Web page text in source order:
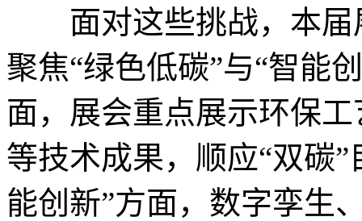
面对这些挑战，本届
聚焦“绿色低碳”与“智能
面，展会重点展示环保
等技术成果，顺应“双碳
能创新”方面，数字孪生